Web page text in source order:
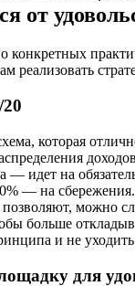
от
конкретных
реализовать
которая
— идет на
— на сбережения.
можно
больше
и не
для